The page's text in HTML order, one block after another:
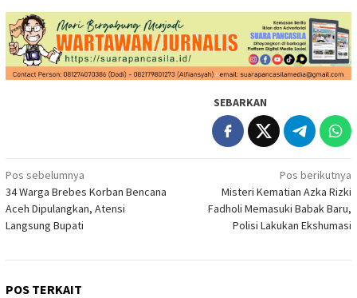
SEBARKAN
Navigasi
pos
Pos sebelumnya
34 Warga Brebes Korban Bencana
Aceh Dipulangkan, Atensi
Langsung Bupati
Pos berikutnya
Misteri Kematian Azka Rizki
Fadholi Memasuki Babak Baru,
Polisi Lakukan Ekshumasi
POS TERKAIT